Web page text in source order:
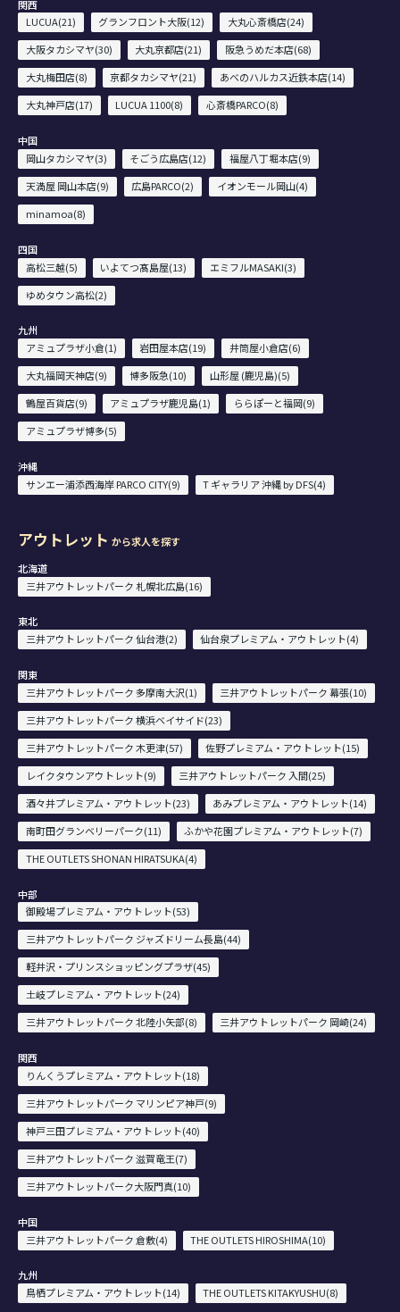
関西
LUCUA(21)
グランフロント大阪(12)
大丸心斎橋店(24)
大阪タカシマヤ(30)
大丸京都店(21)
阪急うめだ本店(68)
大丸梅田店(8)
京都タカシマヤ(21)
あべのハルカス近鉄本店(14)
大丸神戸店(17)
LUCUA 1100(8) 心斎橋PARCO(8)
中国
岡山タカシマヤ(3)
そごう広島店(12)
福屋八丁堀本店(9)
天満屋 岡山本店(9)
広島PARCO(2)
イオンモール岡山(4)
minamoa(8)
四国
高松三越(5)
いよてつ髙島屋(13)
エミフルMASAKI(3)
ゆめタウン高松(2)
九州
アミュプラザ小倉(1)
岩田屋本店(19)
井筒屋小倉店(6)
大丸福岡天神店(9)
博多阪急(10)
山形屋 (鹿児島)(5)
鶴屋百貨店(9)
アミュプラザ鹿児島(1)
ららぽーと福岡(9)
アミュプラザ博多(5)
沖縄
サンエー浦添西海岸 PARCO CITY(9)
T ギャラリア 沖縄 by DFS(4)
アウトレット から求人を探す
北海道
三井アウトレットパーク 札幌北広島(16)
東北
三井アウトレットパーク 仙台港(2)
仙台泉プレミアム・アウトレット(4)
関東
三井アウトレットパーク 多摩南大沢(1)
三井アウトレットパーク 幕張(10)
三井アウトレットパーク 横浜ベイサイド(23)
三井アウトレットパーク 木更津(57)
佐野プレミアム・アウトレット(15)
レイクタウンアウトレット(9)
三井アウトレットパーク 入間(25)
酒々井プレミアム・アウトレット(23)
あみプレミアム・アウトレット(14)
南町田グランベリーパーク(11)
ふかや花園プレミアム・アウトレット(7)
THE OUTLETS SHONAN HIRATSUKA(4)
中部
御殿場プレミアム・アウトレット(53)
三井アウトレットパーク ジャズドリーム長島(44)
軽井沢・プリンスショッピングプラザ(45)
土岐プレミアム・アウトレット(24)
三井アウトレットパーク 北陸小矢部(8)
三井アウトレットパーク 岡崎(24)
関西
りんくうプレミアム・アウトレット(18)
三井アウトレットパーク マリンピア神戸(9)
神戸三田プレミアム・アウトレット(40)
三井アウトレットパーク 滋賀竜王(7)
三井アウトレットパーク大阪門真(10)
中国
三井アウトレットパーク 倉敷(4)
THE OUTLETS HIROSHIMA(10)
九州
鳥栖プレミアム・アウトレット(14)
THE OUTLETS KITAKYUSHU(8)